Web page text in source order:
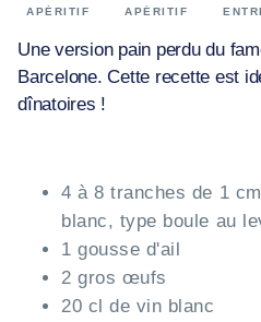
APÉRITIF APÉRITIF
Une version pain perdu du
Barcelone. Cette recette est
dînatoires !
4 à 8 tranches de 1
blanc, type boule au
1 gousse d'ail
2 gros œufs
20 cl de vin blanc